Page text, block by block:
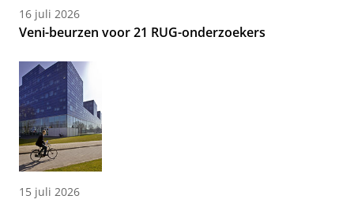
16 juli 2026
Veni-beurzen voor 21 RUG-onderzoekers
15 juli 2026